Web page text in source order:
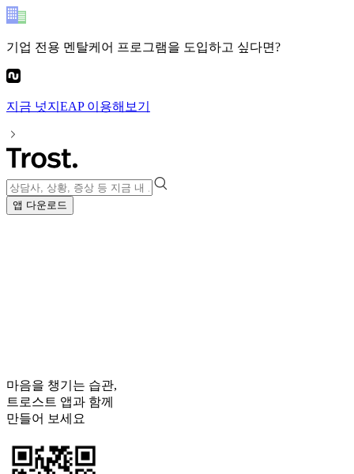
기업 전용 멘탈케어 프로그램을 도입하고 싶다면?
지금 넛지EAP이용해보기
앱 다운로드
마음을 챙기는 습관,
트로스트 앱과 함께
만들어 보세요